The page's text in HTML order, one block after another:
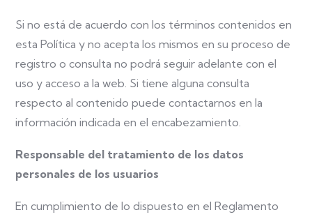
Si no está de acuerdo con los términos contenidos en
esta Política y no acepta los mismos en su proceso de
registro o consulta no podrá seguir adelante con el
uso y acceso a la web. Si tiene alguna consulta
respecto al contenido puede contactarnos en la
información indicada en el encabezamiento.
Responsable del tratamiento de los datos
personales de los usuarios
En cumplimiento de lo dispuesto en el Reglamento